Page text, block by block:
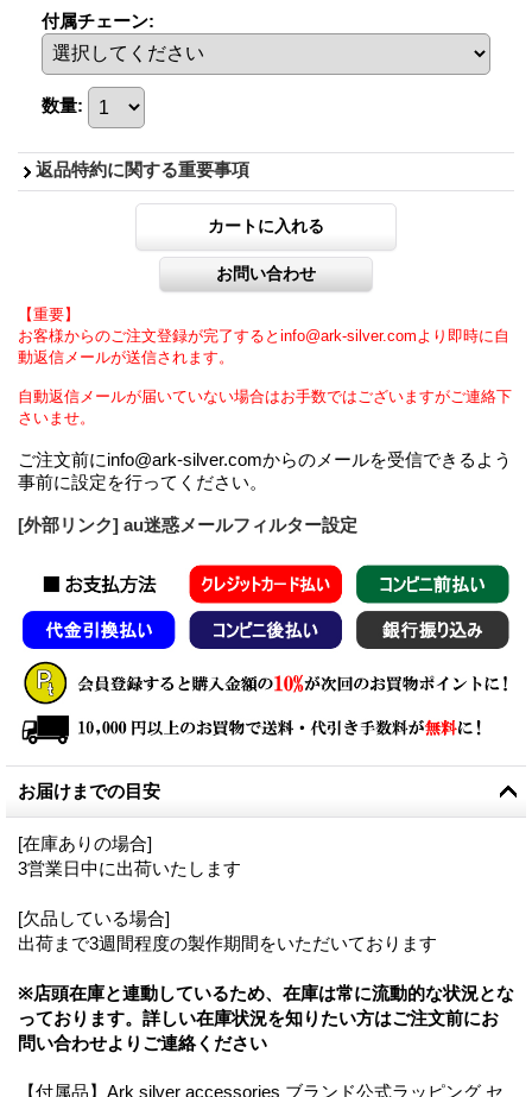
付属チェーン:
数量:
返品特約に関する重要事項
【重要】
お客様からのご注文登録が完了するとinfo@ark-silver.comより即時に自
動返信メールが送信されます。
自動返信メールが届いていない場合はお手数ではございますがご連絡下
さいませ。
ご注文前にinfo@ark-silver.comからのメールを受信できるよう
事前に設定を行ってください。
[外部リンク] au迷惑メールフィルター設定
お届けまでの目安
[在庫ありの場合]
3営業日中に出荷いたします
[欠品している場合]
出荷まで3週間程度の製作期間をいただいております
※店頭在庫と連動しているため、在庫は常に流動的な状況とな
っております。詳しい在庫状況を知りたい方はご注文前にお
問い合わせよりご連絡ください
【付属品】Ark silver accessories ブランド公式ラッピング セ